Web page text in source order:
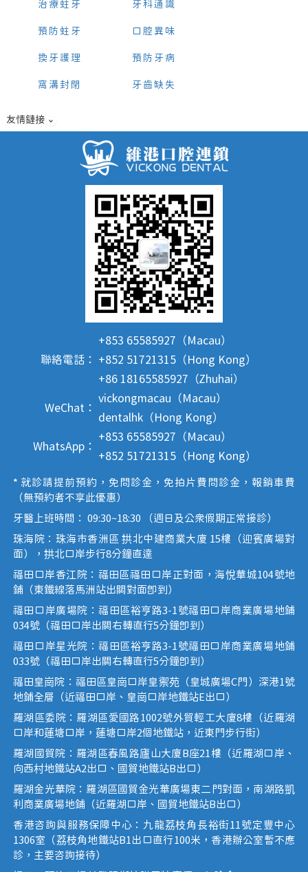
治療蛀牙
預防蛀牙
換牙護理
窩溝封閉
牙科通識
口腔異味
預防牙病
牙齒缺失
友情鏈接
聯絡電話：
+853 65585927（Macau）
+852 51721315（Hong Kong）
+86 18165585927（Zhuhai）
WeChat：
vickongmacau（Macau）
dentalhk（Hong Kong）
WhatsApp：
+853 65585927（Macau）
+852 51721315（Hong Kong）
* 就診請提前預約，免問診金，免拍片費問診金，報銷車費
（無預約者不享此優惠）
牙醫上班時間： 09:30~18:30 （週日及公眾假期正常接診）
珠海院：珠海市香洲區 拱北中建商業大廈 15樓（迎賓廣場對
面），拱北口岸步行8分鐘直達
福田口岸香江院：福田區福田口岸正對面，海悅華城104號地
鋪（東鐵線落馬洲站出關對面即到）
福田口岸廣場院：福田區裕亨路3-1號福田口岸商業廣場地鋪
034號（福田口岸出關右轉直行5分鐘即到）
福田口岸星光院：福田區裕亨路3-1號福田口岸商業廣場地鋪
033號（福田口岸出關右轉直行5分鐘即到）
福田皇崗院：福田區皇崗口岸皇禦苑（皇城廣場C門）深港1號
地鋪全層（近福田口岸、皇崗口岸地鐵站E出口）
羅湖區委院：羅湖區愛國路1002號外貿輕工大廈8樓（近羅湖
口岸和蓮塘口岸，蓮塘口岸2個地鐵站，近東門步行街）
羅湖國貿院：羅湖區春風路廬山大廈B座21樓（近羅湖口岸、
向西村地鐵站A2出口、國貿地鐵站B出口）
羅湖金光華院：羅湖區國貿金光華廣場東二門對面，南湖路凱
利商業廣場地鋪（近羅湖口岸、國貿地鐵站B出口）
香港咨詢與服務保障中心：九龍荔枝角長裕街11號定豐中心
1306室（荔枝角地鐵站B1出口直行100米，香港辦公室暫不應
診，主要咨詢接待）